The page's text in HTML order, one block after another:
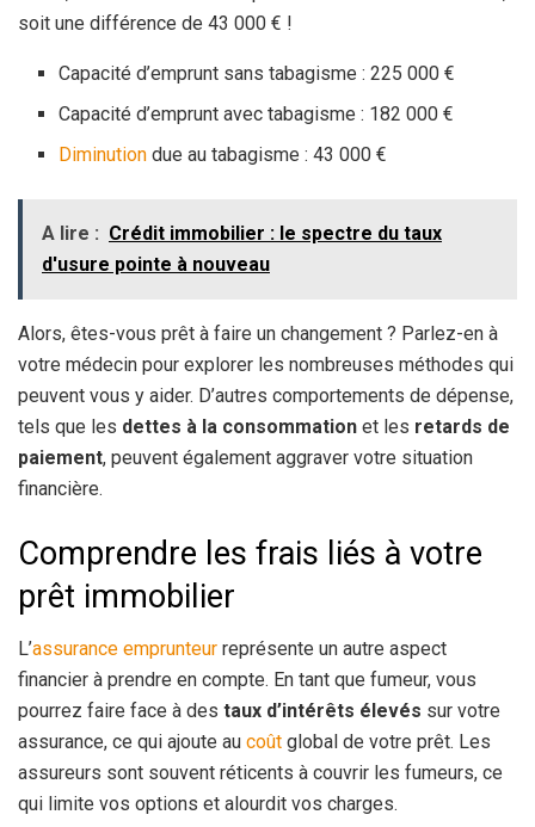
soit une différence de 43 000 € !
Capacité d’emprunt sans tabagisme : 225 000 €
Capacité d’emprunt avec tabagisme : 182 000 €
Diminution due au tabagisme : 43 000 €
A lire : Crédit immobilier : le spectre du taux
d'usure pointe à nouveau
Alors, êtes-vous prêt à faire un changement ? Parlez-en à
votre médecin pour explorer les nombreuses méthodes qui
peuvent vous y aider. D’autres comportements de dépense,
tels que les dettes à la consommation et les retards de
paiement, peuvent également aggraver votre situation
financière.
Comprendre les frais liés à votre
prêt immobilier
L’assurance emprunteur représente un autre aspect
financier à prendre en compte. En tant que fumeur, vous
pourrez faire face à des taux d’intérêts élevés sur votre
assurance, ce qui ajoute au coût global de votre prêt. Les
assureurs sont souvent réticents à couvrir les fumeurs, ce
qui limite vos options et alourdit vos charges.